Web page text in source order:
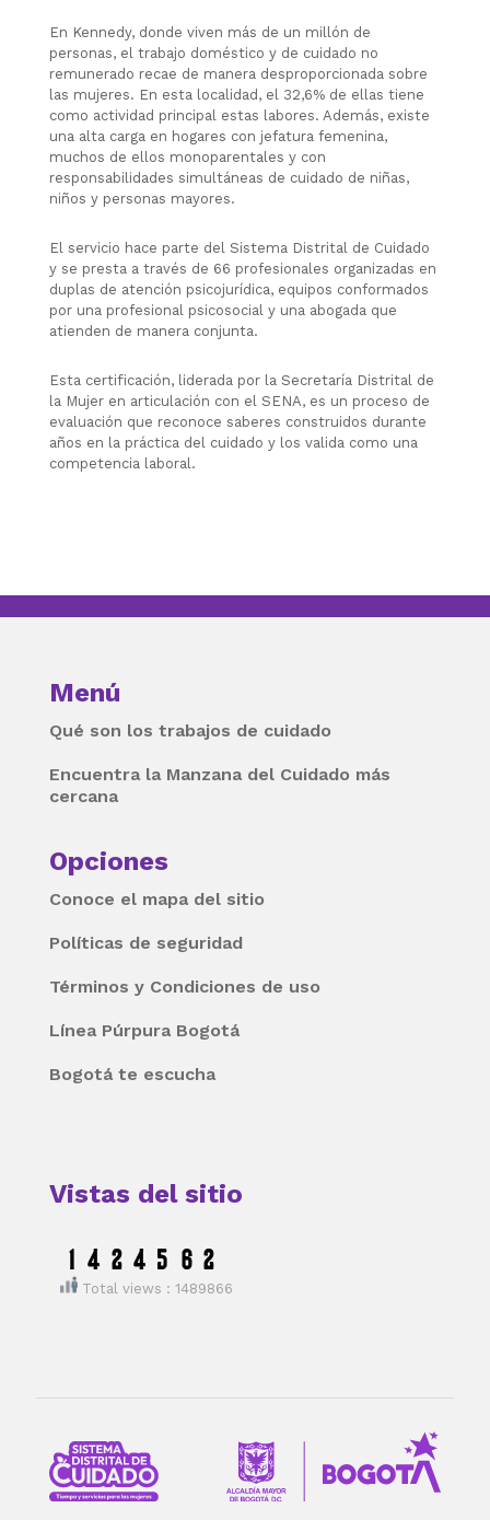
En Kennedy, donde viven más de un millón de
personas, el trabajo doméstico y de cuidado no
remunerado recae de manera desproporcionada sobre
las mujeres. En esta localidad, el 32,6% de ellas tiene
como actividad principal estas labores. Además, existe
una alta carga en hogares con jefatura femenina,
muchos de ellos monoparentales y con
responsabilidades simultáneas de cuidado de niñas,
niños y personas mayores.
El servicio hace parte del Sistema Distrital de Cuidado
y se presta a través de 66 profesionales organizadas en
duplas de atención psicojurídica, equipos conformados
por una profesional psicosocial y una abogada que
atienden de manera conjunta.
Esta certificación, liderada por la Secretaría Distrital de
la Mujer en articulación con el SENA, es un proceso de
evaluación que reconoce saberes construidos durante
años en la práctica del cuidado y los valida como una
competencia laboral.
Menú
Qué son los trabajos de cuidado
Encuentra la Manzana del Cuidado más
cercana
Opciones
Conoce el mapa del sitio
Políticas de seguridad
Términos y Condiciones de uso
Línea Púrpura Bogotá
Bogotá te escucha
Vistas del sitio
Total views : 1489866